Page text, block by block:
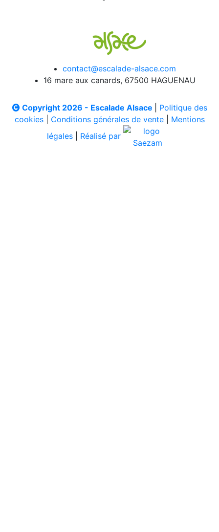
contact@escalade-alsace.com
16 mare aux canards, 67500 HAGUENAU
Copyright 2026 - Escalade Alsace
Politique des
cookies| Conditions générales de vente| Mentions
légales
Réalisé par